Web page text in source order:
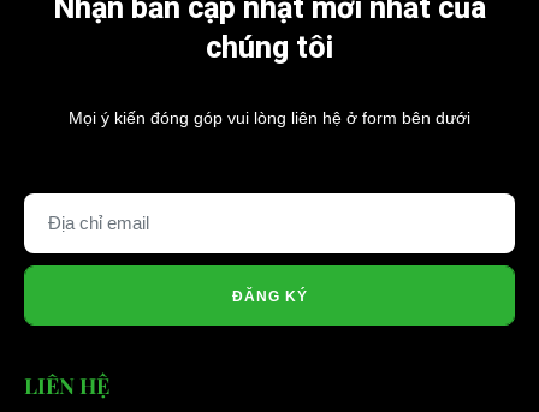
Nhận bản cập nhật mới nhất của
chúng tôi
Mọi ý kiến đóng góp vui lòng liên hệ ở form bên dưới
ĐĂNG KÝ
LIÊN HỆ